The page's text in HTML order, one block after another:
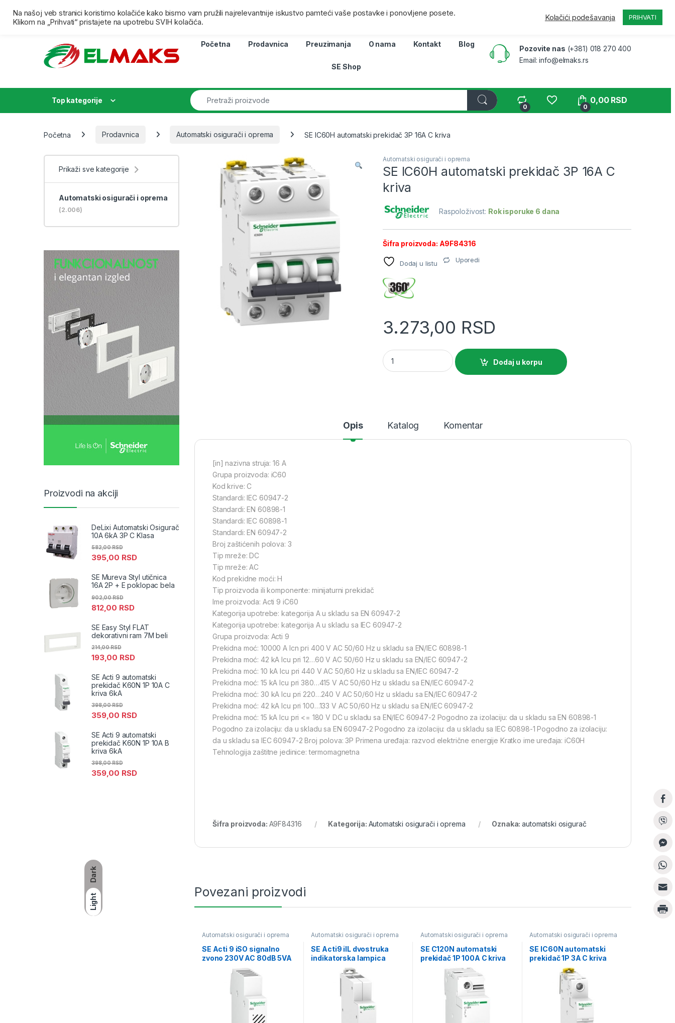
Dark
Light
Besplatna isporuka za porudžbine preko 4000,00 dinara Lokacija Moj nalog
Početna Prodavnica Preuzimanja O nama Kontakt Blog
SE Shop
Pozovite nas (+381) 018 270 400
Email: info@elmaks.rs
Top kategorije
0 0
0,00 RSD
Početna Prodavnica Automatski osigurači i oprema SE IC60H automatski prekidač 3P 16A C kriva
Automatski osigurači i oprema
SE IC60H automatski prekidač 3P 16A C
kriva
Raspoloživost: Rok isporuke 6 dana
Šifra proizvoda: A9F84316
Dodaj u listu Uporedi
3.273,00 RSD
SE IC60H automatski prekidač 3P 16A C kriva quantity
Dodaj u korpu
Opis Katalog Komentar
[in] nazivna struja: 16 A
Grupa proizvoda: iC60
Kod krive: C
Standardi: IEC 60947-2
Standardi: EN 60898-1
Standardi: IEC 60898-1
Standardi: EN 60947-2
Broj zaštićenih polova: 3
Tip mreže: DC
Tip mreže: AC
Kod prekidne moći: H
Tip proizvoda ili komponente: minijaturni prekidač
Ime proizvoda: Acti 9 iC60
Kategorija upotrebe: kategorija A u skladu sa EN 60947-2
Kategorija upotrebe: kategorija A u skladu sa IEC 60947-2
Grupa proizvoda: Acti 9
Prekidna moć: 10000 A Icn pri 400 V AC 50/60 Hz u skladu sa EN/IEC 60898-1
Prekidna moć: 42 kA Icu pri 12…60 V AC 50/60 Hz u skladu sa EN/IEC 60947-2
Prekidna moć: 10 kA Icu pri 440 V AC 50/60 Hz u skladu sa EN/IEC 60947-2
Prekidna moć: 15 kA Icu pri 380…415 V AC 50/60 Hz u skladu sa EN/IEC 60947-2
Prekidna moć: 30 kA Icu pri 220…240 V AC 50/60 Hz u skladu sa EN/IEC 60947-2
Prekidna moć: 42 kA Icu pri 100…133 V AC 50/60 Hz u skladu sa EN/IEC 60947-2
Prekidna moć: 15 kA Icu pri <= 180 V DC u skladu sa EN/IEC 60947-2 Pogodno za izolaciju: da u skladu sa EN 60898-1
Pogodno za izolaciju: da u skladu sa EN 60947-2 Pogodno za izolaciju: da u skladu sa IEC 60898-1 Pogodno za izolaciju:
da u skladu sa IEC 60947-2 Broj polova: 3P Primena uređaja: razvod električne energije Kratko ime uređaja: iC60H
Tehnologija zaštitne jedinice: termomagnetna
Šifra proizvoda: A9F84316 Kategorija: Automatski osigurači i oprema Oznaka:automatski osigurač
Povezani proizvodi
Automatski osigurači i oprema
SE Acti 9 iSO signalno
zvono 230V AC 80dB 5VA
Automatski osigurači i oprema
SE Acti9 iIL dvostruka
indikatorska lampica
zelena/crvena 110-
Automatski osigurači i oprema
SE C120N automatski
prekidač 1P 100A C kriva
Automatski osigurači i oprema
SE IC60N automatski
prekidač 1P 3A C kriva
Prikaži sve kategorije
Automatski osigurači i oprema
(2.006)
Proizvodi na akciji
DeLixi Automatski Osigurač
10A 6kA 3P C Klasa
395,00 RSD
582,00RSD
SE Mureva Styl utičnica
16A 2P + E poklopac bela
812,00 RSD
902,00RSD
SE Easy Styl FLAT
dekorativni ram 7M beli
193,00 RSD
214,00RSD
SE Acti 9 automatski
prekidač K60N 1P 10A C
kriva 6kA
359,00 RSD
398,00RSD
SE Acti 9 automatski
prekidač K60N 1P 10A B
kriva 6kA
359,00 RSD
398,00RSD
Na našoj veb stranici koristimo kolačiće kako bismo vam pružili najrelevantnije iskustvo pamteći vaše postavke i ponovljene posete.
Klikom na „Prihvati“ pristajete na upotrebu SVIH kolačića.
Kolačići podešavanja PRIHVATI